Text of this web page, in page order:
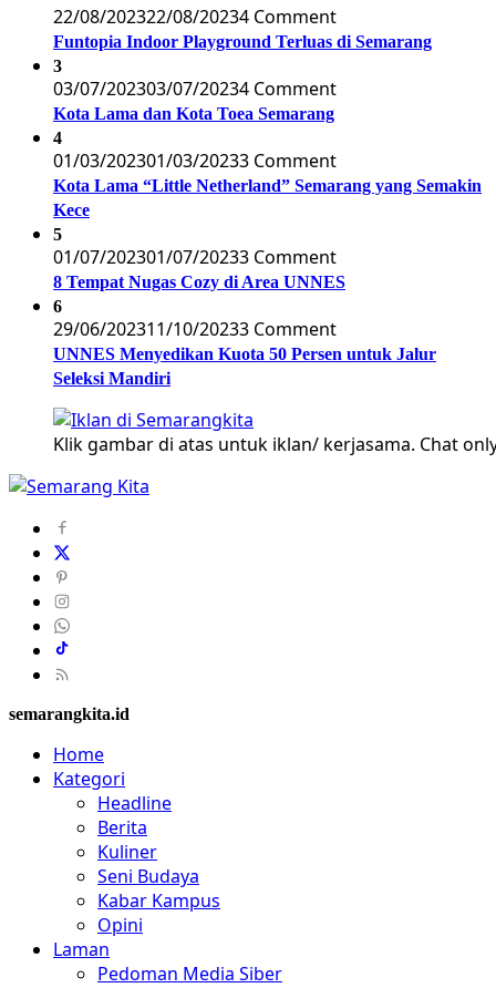
22/08/202322/08/20234 Comment
Funtopia Indoor Playground Terluas di Semarang
3
03/07/202303/07/20234 Comment
Kota Lama dan Kota Toea Semarang
4
01/03/202301/03/20233 Comment
Kota Lama “Little Netherland” Semarang yang Semakin
Kece
5
01/07/202301/07/20233 Comment
8 Tempat Nugas Cozy di Area UNNES
6
29/06/202311/10/20233 Comment
UNNES Menyedikan Kuota 50 Persen untuk Jalur
Seleksi Mandiri
Klik gambar di atas untuk iklan/ kerjasama. Chat
semarangkita.id
Home
Kategori
Headline
Berita
Kuliner
Seni Budaya
Kabar Kampus
Opini
Laman
Pedoman Media Siber